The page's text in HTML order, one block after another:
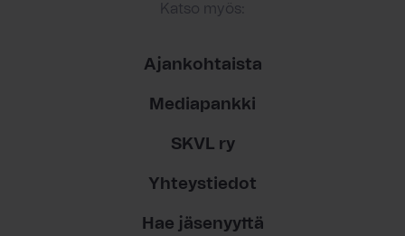
Katso myös:
Ajankohtaista
Mediapankki
SKVL ry
Yhteystiedot
Hae jäsenyyttä